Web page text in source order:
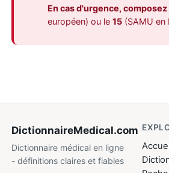
En cas d'urgence, composez
européen) ou le15 (SAMU en
DictionnaireMedical.com
Dictionnaire médical en ligne
- définitions claires et fiables